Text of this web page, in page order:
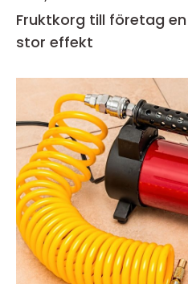
Fruktkorg till företag en enkel insats som ger
stor effekt